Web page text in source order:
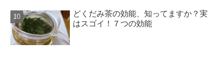
どくだみ茶の効能、知ってますか？実
はスゴイ！７つの効能